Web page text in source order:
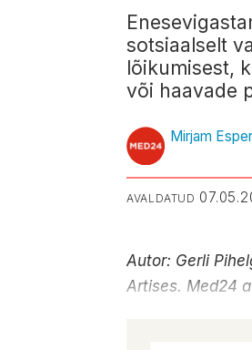
sotsiaalselt
lõikumisest,
või haavade
Mirjam
AVALDATUD
Autor: Gerli
Artises. Med24